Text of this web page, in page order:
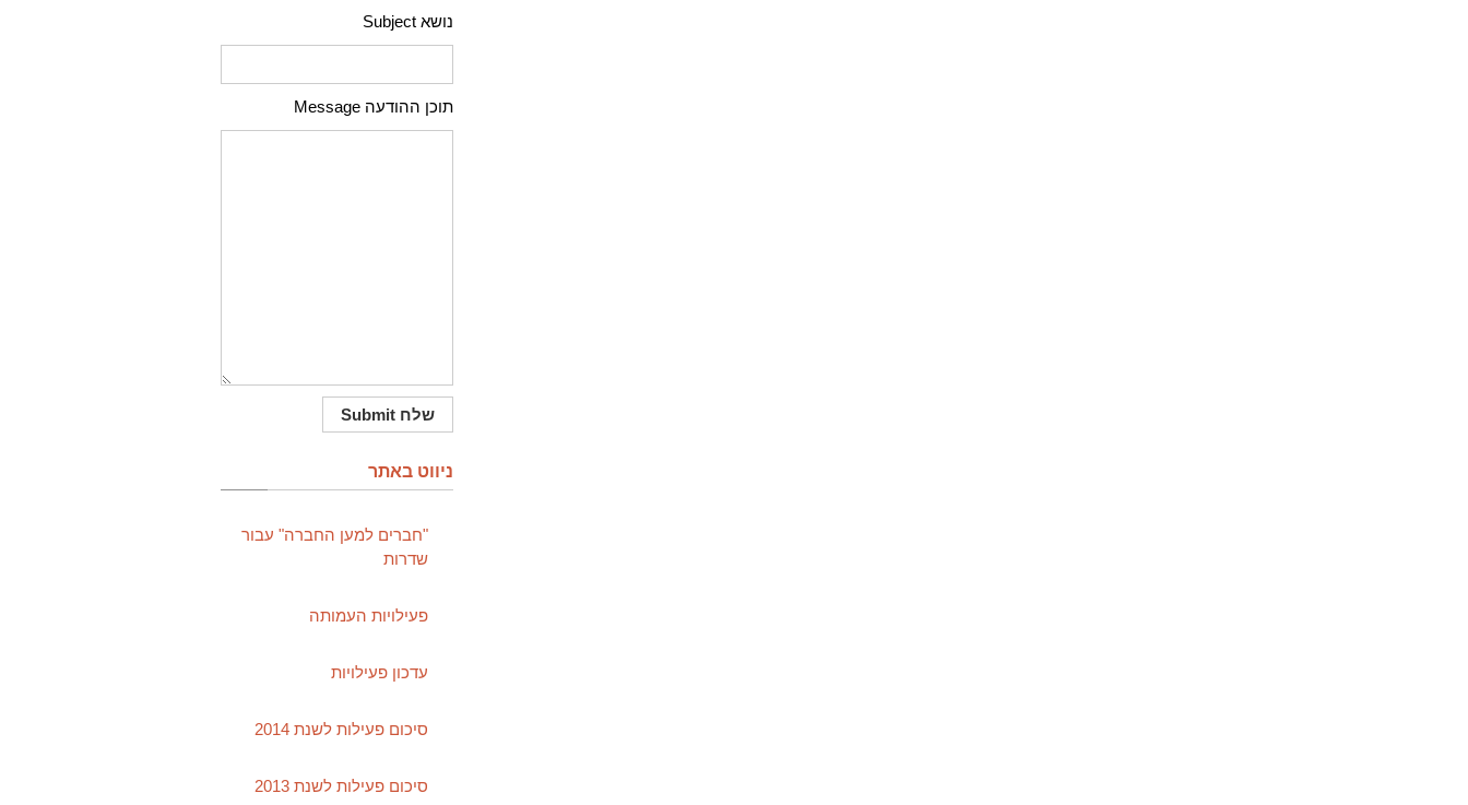
נושא Subject
תוכן ההודעה Message
ניווט באתר
"חברים למען החברה" עבור
שדרות
פעילויות העמותה
עדכון פעילויות
סיכום פעילות לשנת 2014
סיכום פעילות לשנת 2013